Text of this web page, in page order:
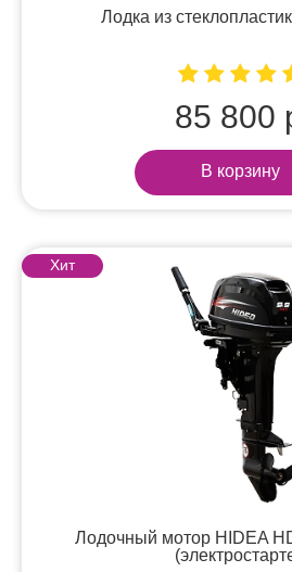
Лодка из
85 800
В корзину
Хит
Лодочный мотор HIDEA